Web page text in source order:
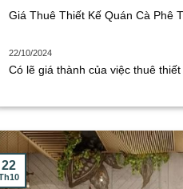
Giá Thuê Thiết Kế Quán Cà Phê
22/10/2024
Có lẽ giá thành của việc thuê
22